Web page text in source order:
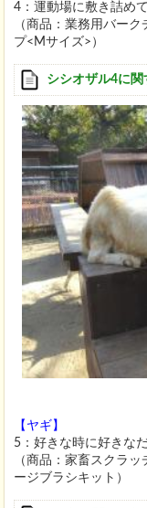
4：運動場に敷き詰め
（商品：業務用バー
プ<Mサイズ>）
シシオザル4に
【ヤギ】
5：好きな時に好きな
（商品：家畜スクラ
ージブラシキット）